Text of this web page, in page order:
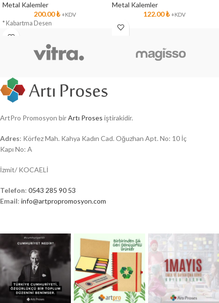
Metal Kalemler
200.00₺ +KDV
* Kabartma Desen
Metal Kalemler
122.00₺ +KDV
ArtPro Promosyon birArtı Proses iştirakidir.
Adres: Körfez Mah. Kahya Kadın Cad. Oğuzhan Apt. No: 10 İç
Kapı No: A
İzmit/ KOCAELİ
Telefon: 0543 285 90 53
Email: info@artpropromosyon.com